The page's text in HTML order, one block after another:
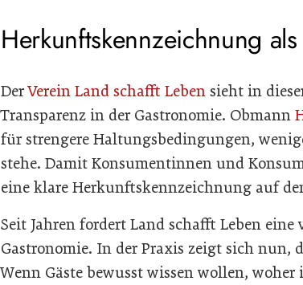
Herkunftskennzeichnung
DerVerein Land schafft Leben sieht in
Transparenz in der Gastronomie. Obmann
für strengere Haltungsbedingungen,
stehe. Damit Konsumentinnen und
eine klare Herkunftskennzeichnung auf
Seit Jahren fordert Land schafft Leben eine
Gastronomie. In der Praxis zeigt sich nun,
Wenn Gäste bewusst wissen wollen,